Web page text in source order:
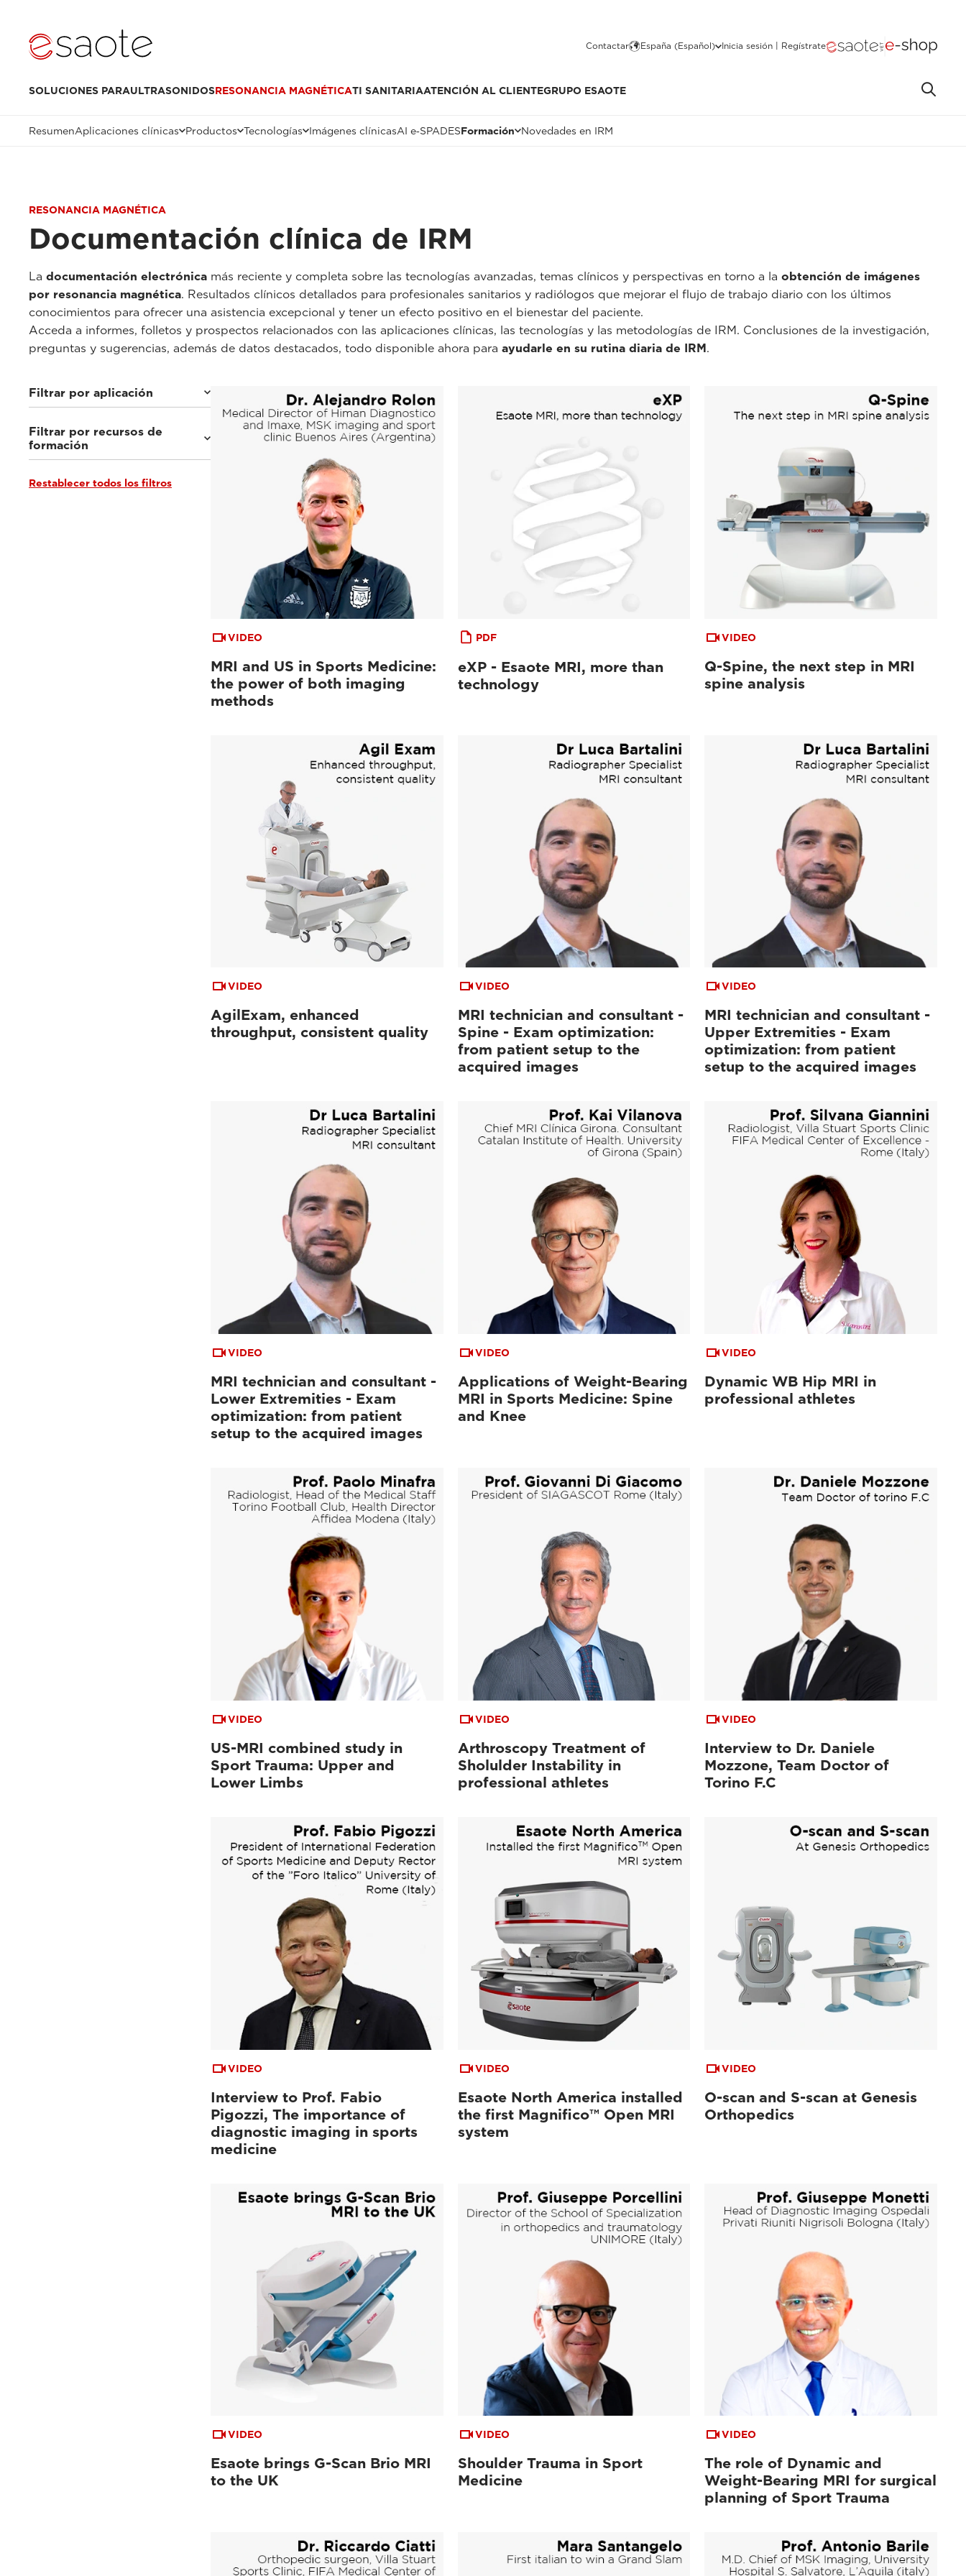
Contactar España (Español) Inicia sesión | Regístrate
SOLUCIONES PARAULTRASONIDOSRESONANCIA MAGNÉTICATI SANITARIAATENCIÓN AL CLIENTEGRUPO ESAOTE
ResumenAplicaciones clínicas Productos Tecnologías Imágenes clínicasAI e‑SPADESFormación Novedades en IRM
RESONANCIA MAGNÉTICA
Documentación clínica de IRM
La documentación electrónica más reciente y completa sobre las tecnologías avanzadas, temas clínicos y perspectivas en torno a la obtención de imágenes
por resonancia magnética. Resultados clínicos detallados para profesionales sanitarios y radiólogos que mejorar el flujo de trabajo diario con los últimos
conocimientos para ofrecer una asistencia excepcional y tener un efecto positivo en el bienestar del paciente.
Acceda a informes, folletos y prospectos relacionados con las aplicaciones clínicas, las tecnologías y las metodologías de IRM. Conclusiones de la investigación,
preguntas y sugerencias, además de datos destacados, todo disponible ahora para ayudarle en su rutina diaria de IRM.
Filtrar por aplicación
IRM para la medicina deportiva
(29)
IRM para la reumatología
Filtrar por recursos de
formación
Seminarios web y eventos
Restablecer todos los filtros
VIDEO
MRI and US in Sports Medicine:
the power of both imaging
methods
PDF
eXP - Esaote MRI, more than
technology
VIDEO
Q-Spine, the next step in MRI
spine analysis
VIDEO
AgilExam, enhanced
throughput, consistent quality
VIDEO
MRI technician and consultant -
Spine - Exam optimization:
from patient setup to the
acquired images
VIDEO
MRI technician and consultant -
Upper Extremities - Exam
optimization: from patient
setup to the acquired images
VIDEO
MRI technician and consultant -
Lower Extremities - Exam
optimization: from patient
setup to the acquired images
VIDEO
Applications of Weight-Bearing
MRI in Sports Medicine: Spine
and Knee
VIDEO
Dynamic WB Hip MRI in
professional athletes
VIDEO
US-MRI combined study in
Sport Trauma: Upper and
Lower Limbs
VIDEO
Arthroscopy Treatment of
Sholulder Instability in
professional athletes
VIDEO
Interview to Dr. Daniele
Mozzone, Team Doctor of
Torino F.C
VIDEO
Interview to Prof. Fabio
Pigozzi, The importance of
diagnostic imaging in sports
medicine
VIDEO
Esaote North America installed
the first Magnifico™ Open MRI
system
VIDEO
O-scan and S-scan at Genesis
Orthopedics
VIDEO
Esaote brings G-Scan Brio MRI
to the UK
VIDEO
Shoulder Trauma in Sport
Medicine
VIDEO
The role of Dynamic and
Weight-Bearing MRI for surgical
planning of Sport Trauma